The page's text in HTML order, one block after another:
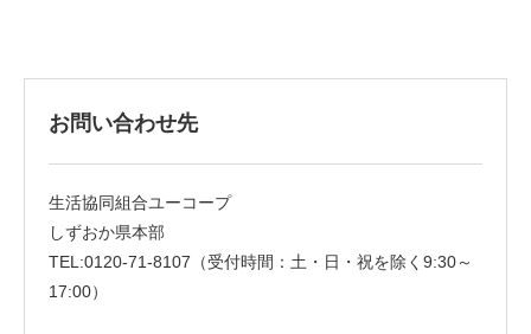
お問い合わせ先
生活協同組合ユーコープ
しずおか県本部
TEL:0120-71-8107（受付時間：土・日・祝を除く9:30～
17:00）